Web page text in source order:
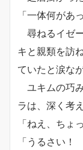
「一体何があ
尋ねるイゼ
キと親類を訪
ていたと涙な
ユキムの巧
ラは、深く考
「ねえ、ちょ
「うるさい